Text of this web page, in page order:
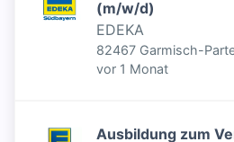
(m/w/d)
EDEKA
82467 Garmisch-
Deutschland
Veröffentlicht
vor 1 Monat
Ausbildung zum